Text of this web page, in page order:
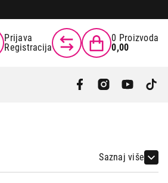
Prijava
Registracija
0 Proizvoda
0,00
Saznaj više